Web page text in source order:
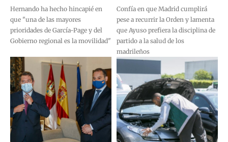
Hernando ha hecho hincapié en
que "una de las mayores
prioridades de García-Page y del
Gobierno regional es la movilidad"
Confía en que Madrid cumplirá
pese a recurrir la Orden y lamenta
que Ayuso prefiera la disciplina de
partido a la salud de los
madrileños